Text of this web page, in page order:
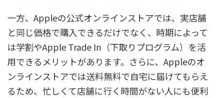
一方、Appleの公式オンラインストアでは、実店舗
と同じ価格で購入できるだけでなく、時期によって
は学割やApple Trade In（下取りプログラム）を活
用できるメリットがあります。さらに、Appleのオ
ンラインストアでは送料無料で自宅に届けてもらえ
るため、忙しくて店舗に行く時間がない人にも便利